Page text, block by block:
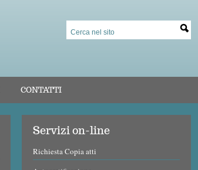
CONTATTI
Servizi on-line
Richiesta Copia atti